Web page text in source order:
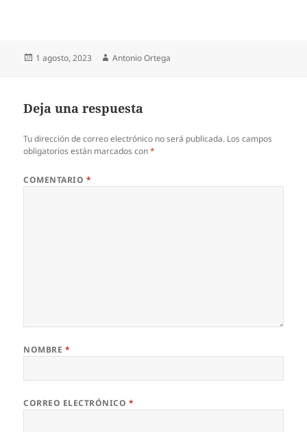
Publicado
1 agosto, 2023 Autor
Antonio Ortega
Deja una respuesta
Tu dirección de correo electrónico no será publicada. Los campos
obligatorios están marcados con*
COMENTARIO *
NOMBRE *
CORREO ELECTRÓNICO *